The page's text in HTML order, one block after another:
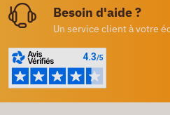
Besoin d'aide ?
Un service client à votre